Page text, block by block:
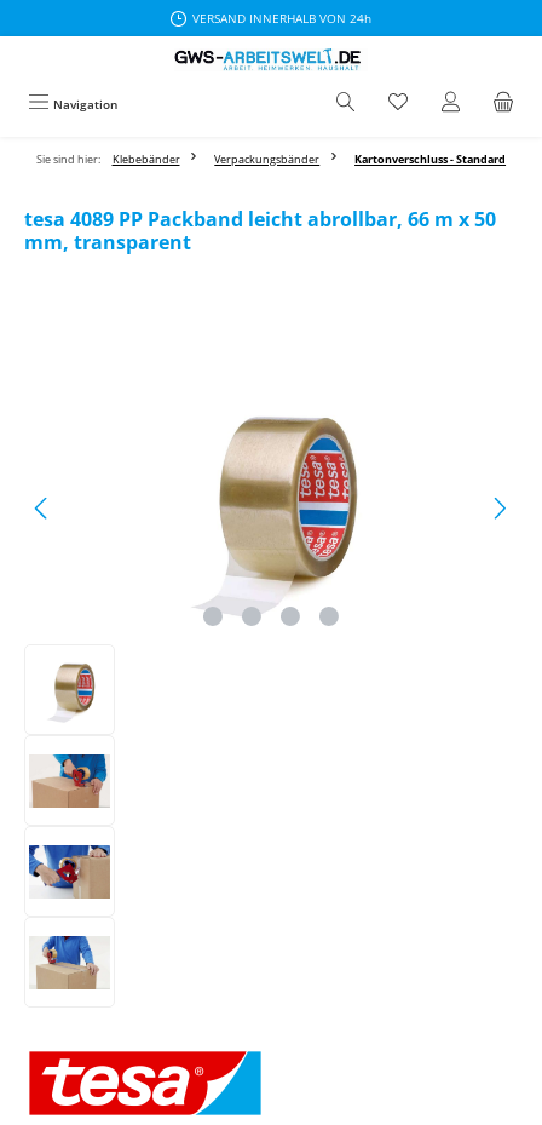
VERSAND INNERHALB VON 24h
Navigation
Sie sind hier: Klebebänder Verpackungsbänder Kartonverschluss - Standard
tesa 4089 PP Packband leicht abrollbar, 66 m x 50
mm, transparent